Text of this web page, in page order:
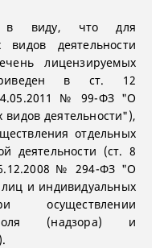
в виду, что для
видов деятельности
лицензируемых
в ст. 12
№ 99-ФЗ "О
деятельности"),
отдельных
деятельности (ст. 8
№ 294-ФЗ "О
и индивидуальных
осуществлении
(надзора) и